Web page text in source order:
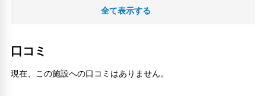
淡路島フルーツ農園(3.83km)
神戸市埋蔵文化財センター(33.39km)
竜宝寺山(8.65km)
全て表示する
口コミ
現在、この施設への口コミはありません。